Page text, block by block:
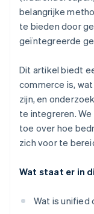
belangrijke
te bieden door
geïntegreerde
Dit artikel biedt
commerce is,
zijn, en
te integreren.
toe over hoe
zich voor te
Wat staat er in
Wat is unified